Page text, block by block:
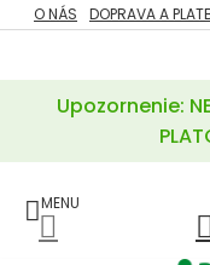
Prejsť
na
Upozornenie:
O NÁS DOPRAVA A
ZĽAVY
POTREBY
A
LIEKY